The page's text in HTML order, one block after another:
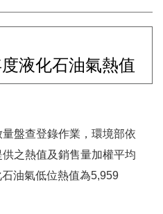
液化石油氣熱值
盤查登錄作業，環境部依
之熱值及銷售量加權平均
油氣低位熱值為5,959